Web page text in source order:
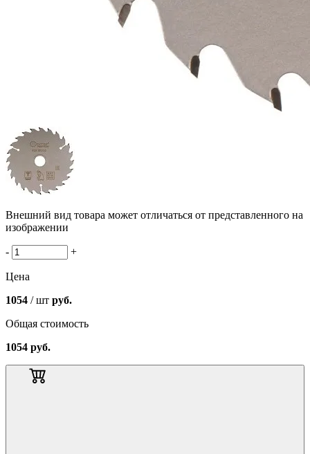
Внешний вид товара может отличаться от представленного на
изображении
- +
Цена
1054 / шт руб.
Общая стоимость
1054 руб.